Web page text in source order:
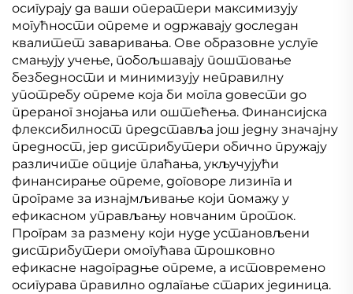
осигурају да ваши оператери максимизују
могућности опреме и одржавају доследан
квалитет заваривања. Ове образовне услуге
смањују учење, побољшавају поштовање
безбедности и минимизују неправилну
употребу опреме која би могла довести до
прераног знојања или оштећења. Финансијска
флексибилност представља још једну значајну
предност, јер дистрибутери обично пружају
различите опције плаћања, укључујући
финансирање опреме, договоре лизинга и
програме за изнајмљивање који помажу у
ефикасном управљању новчаним проток.
Програм за размену који нуде установљени
дистрибутери омогућава трошковно
ефикасне надоградње опреме, а истовремено
осигурава правилно одлагање старих јединица.